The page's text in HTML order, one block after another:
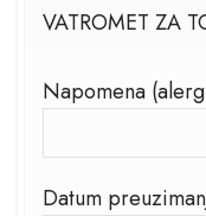
VATROMET ZA
Napomena
Datum